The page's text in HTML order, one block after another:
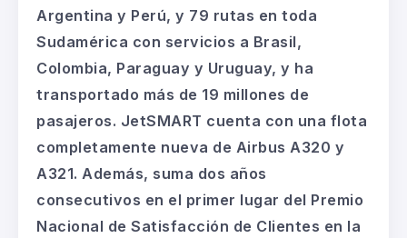
Argentina y Perú, y 79 rutas en toda
Sudamérica con servicios a Brasil,
Colombia, Paraguay y Uruguay, y ha
transportado más de 19 millones de
pasajeros. JetSMART cuenta con una flota
completamente nueva de Airbus A320 y
A321. Además, suma dos años
consecutivos en el primer lugar del Premio
Nacional de Satisfacción de Clientes en la